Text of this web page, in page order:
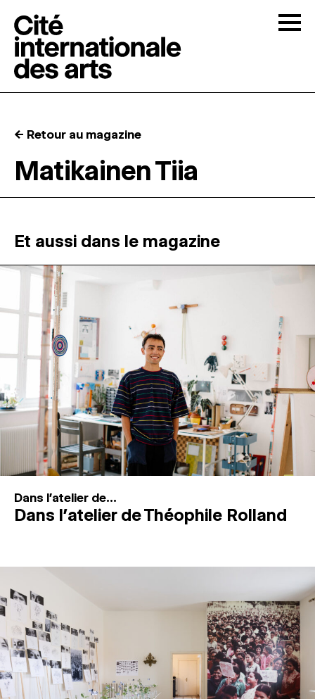
RÉSIDENCES ↓
ATELIERS OUVERTS
PROGRAMMATION
MAGAZINE
ESPACES DE PRATIQUE ARTISTIQUE ↓
Recherche
Connexion
← Retour au magazine
Matikainen Tiia
Et aussi dans le magazine
Dans l'atelier de...
Dans l’atelier de Théophile Rolland